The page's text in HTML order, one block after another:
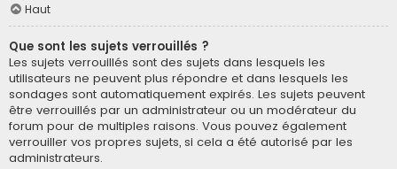
Haut
Que sont les sujets verrouillés ?
Les sujets verrouillés sont des sujets dans lesquels les
utilisateurs ne peuvent plus répondre et dans lesquels les
sondages sont automatiquement expirés. Les sujets peuvent
être verrouillés par un administrateur ou un modérateur du
forum pour de multiples raisons. Vous pouvez également
verrouiller vos propres sujets, si cela a été autorisé par les
administrateurs.